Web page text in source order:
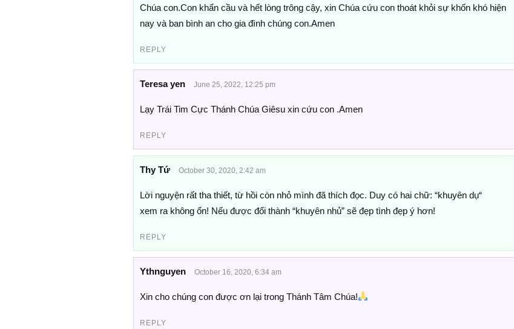
Chúa con.Con khẩn cầu và hết lòng trông cậy, xin Chúa cứu con thoát khỏi sự khốn khó hiện
nay và ban bình an cho gia đình chúng con.Amen
REPLY
Teresa yen June 25, 2022, 12:25 pm
Lạy Trái Tim Cực Thánh Chúa Giêsu xin cứu con .Amen
REPLY
Thy Tứ October 30, 2020, 2:42 am
Lời nguyện rất tha thiết, từ hồi còn nhỏ mình đã thích đọc. Duy có hai chữ: “khuyên dụ“
xem ra không ổn! Nếu được đổi thành “khuyên nhủ” sẽ đẹp tình đẹp ý hơn!
REPLY
Ythnguyen October 16, 2020, 6:34 am
Xin cho chúng con được ơn lại trong Thánh Tâm Chúa!
REPLY